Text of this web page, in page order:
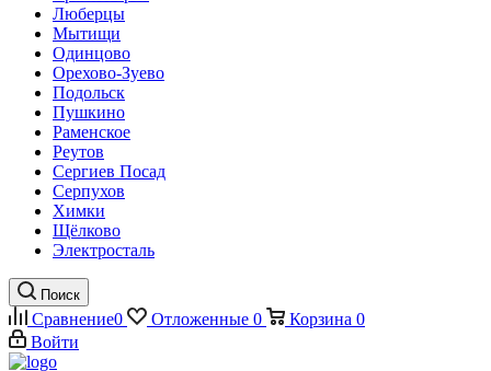
Люберцы
Мытищи
Одинцово
Орехово-Зуево
Подольск
Пушкино
Раменское
Реутов
Сергиев Посад
Серпухов
Химки
Щёлково
Электросталь
Поиск
Сравнение0 Отложенные 0 Корзина 0
Войти